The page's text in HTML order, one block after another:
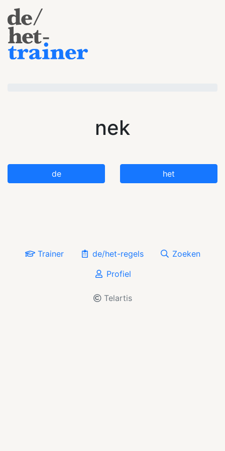
nek
de het
Trainer de/het-regels
Zoeken
Profiel
Telartis